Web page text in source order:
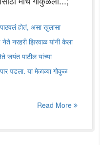
होतं, असा खुलासा
नेते नरहरी झिरवाळ यांनी केला
जयंत पाटील यांच्या
पडला. या मेळाव्या गोकुळ
Read More